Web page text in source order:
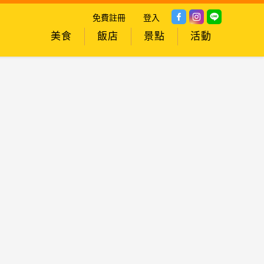
免費註冊 登入
美食 飯店 景點 活動